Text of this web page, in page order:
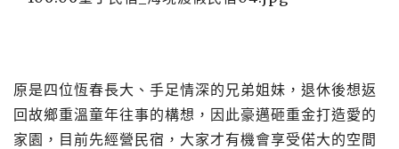
原是四位恆春長大、手足情深的兄弟姐妹，退休後想返
回故鄉重溫童年往事的構想，因此豪邁砸重金打造愛的
家園，目前先經營民宿，大家才有機會享受偌大的空間